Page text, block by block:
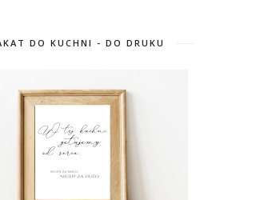
DO KUCHNI - DO DRUKU